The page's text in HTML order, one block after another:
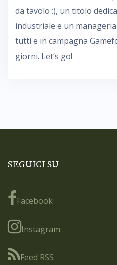
da tavolo :), un titolo
industriale e un
tutti e in campagna
giorni. Let’s go!
SEGUICI SU
Facebook
Instagram
Feed RSS